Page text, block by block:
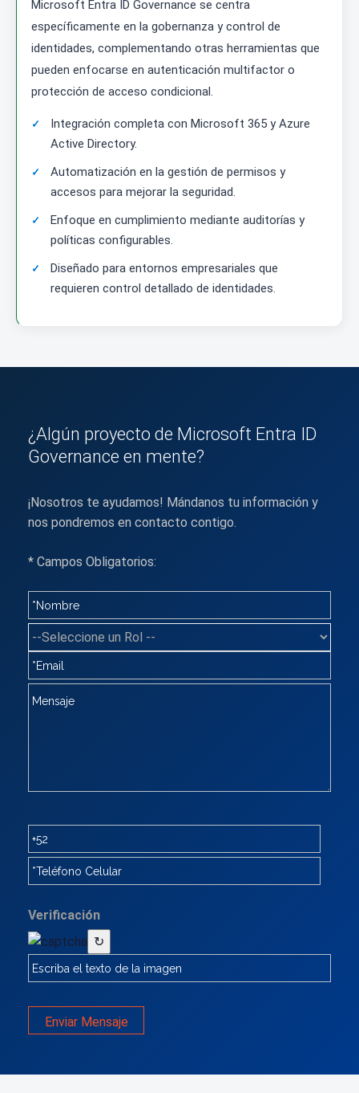
Microsoft Entra ID Governance se centra
específicamente en la gobernanza y control de
identidades, complementando otras herramientas que
pueden enfocarse en autenticación multifactor o
protección de acceso condicional.
Integración completa con Microsoft 365 y Azure
Active Directory.
Automatización en la gestión de permisos y
accesos para mejorar la seguridad.
Enfoque en cumplimiento mediante auditorías y
políticas configurables.
Diseñado para entornos empresariales que
requieren control detallado de identidades.
¿Algún proyecto de Microsoft Entra ID
Governance en mente?
¡Nosotros te ayudamos! Mándanos tu información y
nos pondremos en contacto contigo.
* Campos Obligatorios:
Verificación
↻
Enviar Mensaje